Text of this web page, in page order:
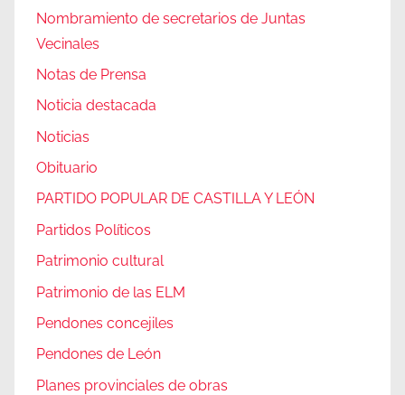
Nombramiento de secretarios de Juntas
Vecinales
Notas de Prensa
Noticia destacada
Noticias
Obituario
PARTIDO POPULAR DE CASTILLA Y LEÓN
Partidos Políticos
Patrimonio cultural
Patrimonio de las ELM
Pendones concejiles
Pendones de León
Planes provinciales de obras